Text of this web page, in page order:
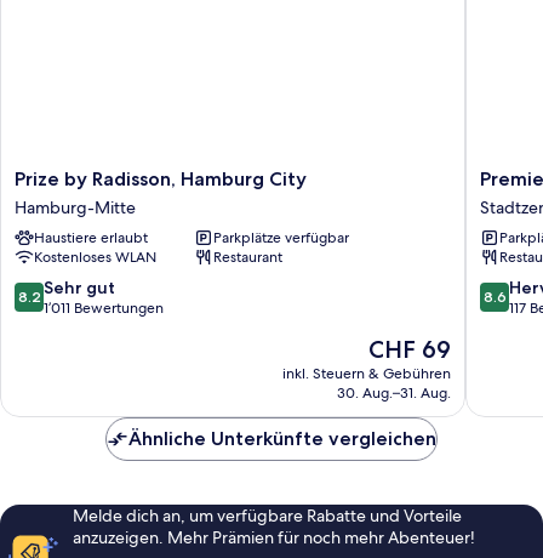
Prize
by
Radisson,
Hamburg
City
Hamburg-
Mitte
Prize by Radisson, Hamburg City
Hamburg-Mitte
Haustiere erlaubt
Parkplätze verfügbar
Kostenloses WLAN
Restaurant
8.2
von
Bewertungen
8.2 Sehr gut
1’011 Bewertungen
Der
Preis
beträgt
CHF 69
inkl. Steuern & Gebühren
30. Aug.–31. Aug.
Premier
Inn
City
von
8.6
von
8.6
117
Ähnliche Unterkünfte vergleichen
Melde dich an, um verfügbare Rabatte und Vorteile
anzuzeigen. Mehr Prämien für noch mehr Abenteuer!